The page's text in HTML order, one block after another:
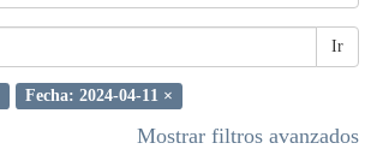
Ir
Fecha: 2024-04-11 ×
Mostrar filtros avanzados